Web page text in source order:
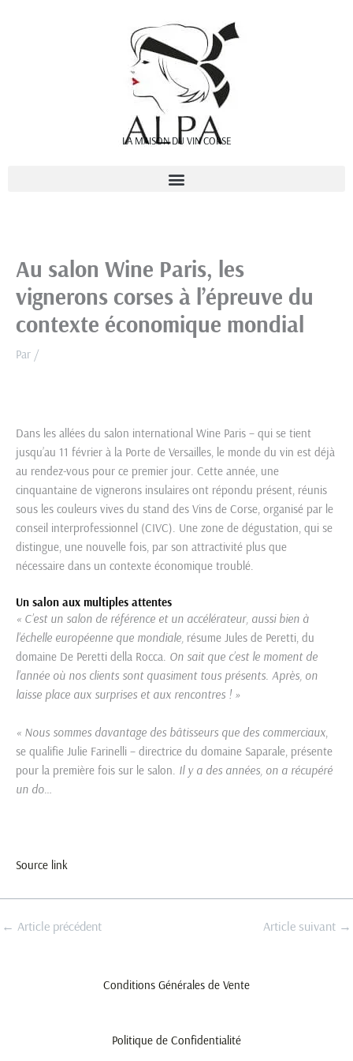
LA MAISON DU VIN CORSE
Au salon Wine Paris, les
vignerons corses à l’épreuve du
contexte économique mondial
Par /
Dans les allées du salon international Wine Paris – qui se tient
jusqu’au 11 février à la Porte de Versailles, le monde du vin est déjà
au rendez-vous pour ce premier jour. Cette année, une
cinquantaine de vignerons insulaires ont répondu présent, réunis
sous les couleurs vives du stand des Vins de Corse, organisé par le
conseil interprofessionnel (CIVC). Une zone de dégustation, qui se
distingue, une nouvelle fois, par son attractivité plus que
nécessaire dans un contexte économique troublé.
Un salon aux multiples attentes
« C’est un salon de référence et un accélérateur, aussi bien à
l’échelle européenne que mondiale, résume Jules de Peretti, du
domaine De Peretti della Rocca. On sait que c’est le moment de
l’année où nos clients sont quasiment tous présents. Après, on
laisse place aux surprises et aux rencontres ! »
« Nous sommes davantage des bâtisseurs que des commerciaux,
se qualifie Julie Farinelli – directrice du domaine Saparale, présente
pour la première fois sur le salon. Il y a des années, on a récupéré
un do…
Source link
← Article précédent Article suivant →
Conditions Générales de Vente
Politique de Confidentialité